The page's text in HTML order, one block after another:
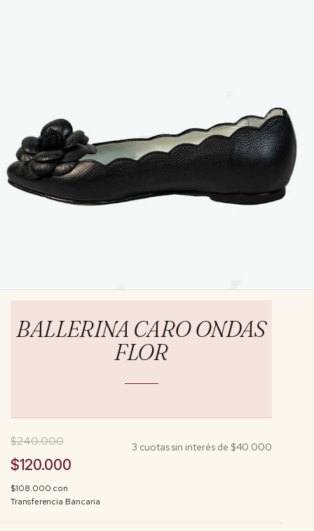
BALLERINA CARO ONDAS
FLOR
$240.000
$120.000
$108.000 con
Transferencia Bancaria
3 cuotas sin interés de $40.000